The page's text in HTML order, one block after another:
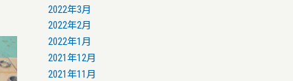
2022年3月
2022年2月
2022年1月
2021年12月
2021年11月